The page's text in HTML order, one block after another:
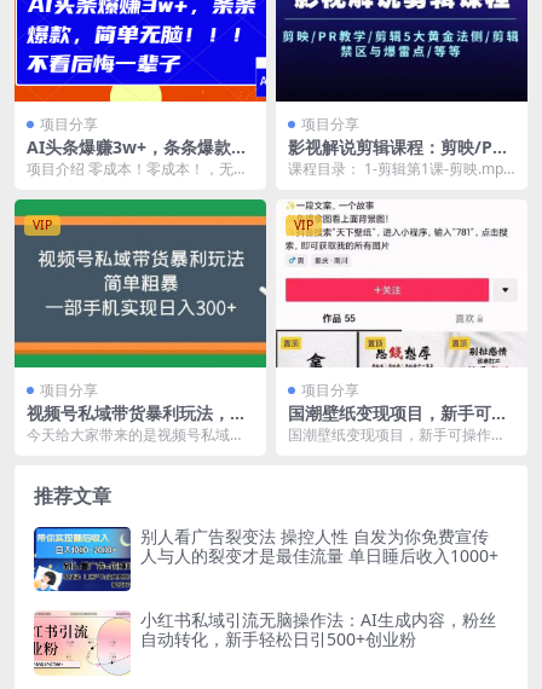
项目分享
AI头条爆赚3w+，条条爆款，
简单无脑！！！不看后悔一辈
项目介绍 零成本！零成本！，无需
费，每天只需操作几...
项目分享
影视解说剪辑课程：剪映/PR
教学/剪辑5大黄金法侧/剪辑禁
课程目录： 1-剪辑第1课-剪映.mp4
VIP
项目分享
视频号私域带货暴利玩法，简
单粗暴
今天给大家带来的是视频号私域带
VIP
项目分享
国潮壁纸变现项目，新手可操
作日赚200+【素材+软件+教
国潮壁纸变现项目，新手可操作日
推荐文章
别人看广告裂变法 操控人性 自发为你免费宣传
人与人的裂变才是最佳流量 单日睡后收入1000+
小红书私域引流无脑操作法：AI生成内容，粉丝
自动转化，新手轻松日引500+创业粉